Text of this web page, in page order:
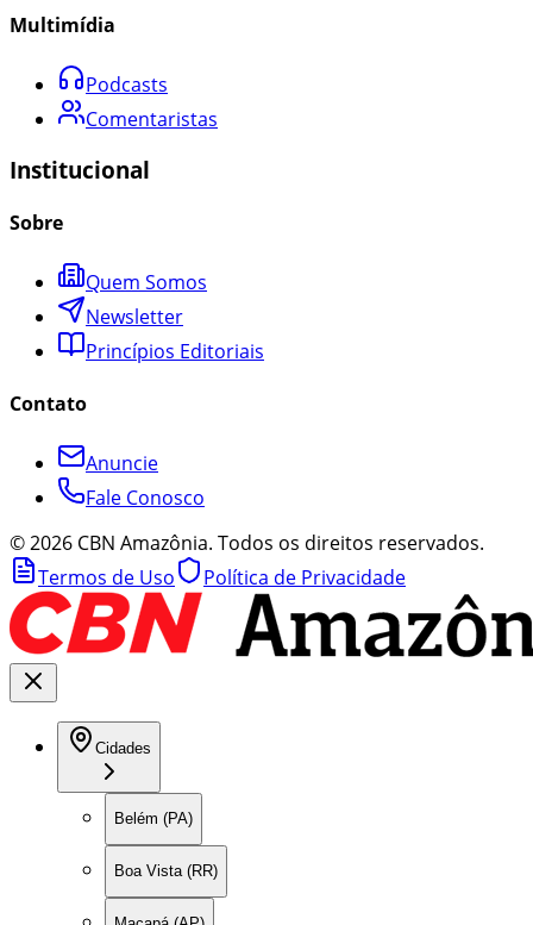
Multimídia
Podcasts
Comentaristas
Institucional
Sobre
Quem Somos
Newsletter
Princípios Editoriais
Contato
Anuncie
Fale Conosco
©2026 CBN Amazônia. Todos os direitos reservados.
Termos de Uso
Política de Privacidade
Cidades
Belém (PA)
Boa Vista (RR)